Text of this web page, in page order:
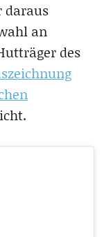
daraus
an
des